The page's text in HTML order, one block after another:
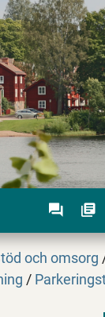
och omsorg
/